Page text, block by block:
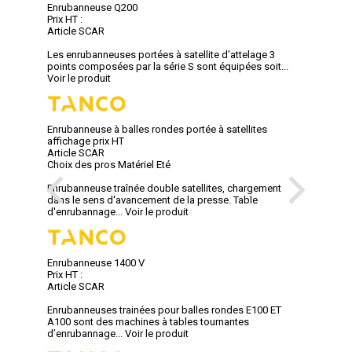
Enrubanneuse Q200
Prix HT :
Article SCAR
Les enrubanneuses portées à satellite d’attelage 3
points composées par la série S sont équipées soit...
Voir le produit
Enrubanneuse à balles rondes portée à satellites
affichage prix HT
Article SCAR
Choix des pros Matériel Eté
Enrubanneuse traînée double satellites, chargement
dans le sens d'avancement de la presse. Table
d'enrubannage...
Voir le produit
Enrubanneuse 1400 V
Prix HT :
Article SCAR
Enrubanneuses trainées pour balles rondes E100 ET
A100 sont des machines à tables tournantes
d’enrubannage...
Voir le produit